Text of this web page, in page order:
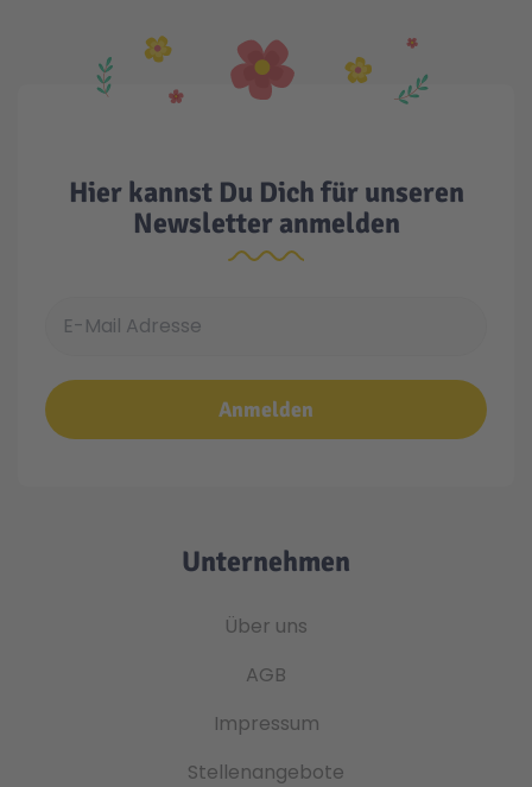
Hier kannst Du Dich für unseren
Newsletter anmelden
Anmelden
Unternehmen
Über uns
AGB
Impressum
Stellenangebote